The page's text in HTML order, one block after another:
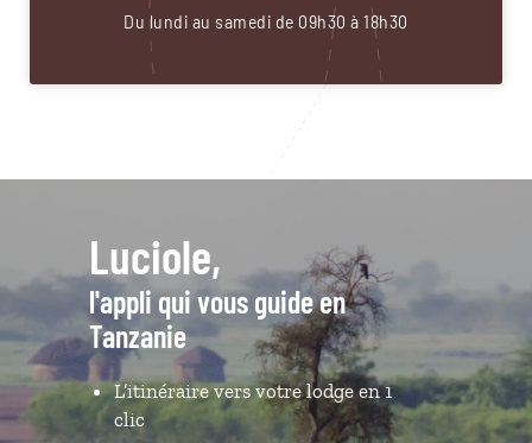
Du lundi au samedi de 09h30 à 18h30
Luciole,
l'appli qui vous guide en
Tanzanie
L’itinéraire vers votre lodge en 1
clic